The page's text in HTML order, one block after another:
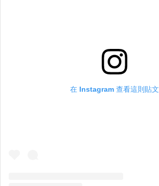
在 Instagram 查看這則貼文